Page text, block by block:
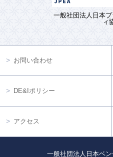
一般社団法人日本
ィ
お問い合わせ
DE&Iポリシー
アクセス
一般社団法人日本ベ